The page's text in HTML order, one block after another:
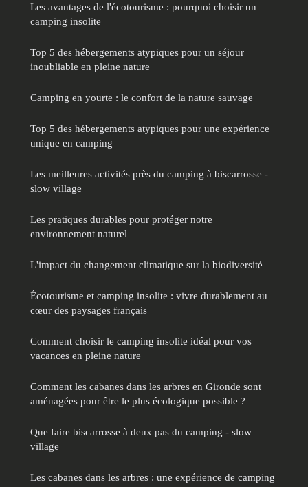
Les avantages de l'écotourisme : pourquoi choisir un
camping insolite
Top 5 des hébergements atypiques pour un séjour
inoubliable en pleine nature
Camping en yourte : le confort de la nature sauvage
Top 5 des hébergements atypiques pour une expérience
unique en camping
Les meilleures activités près du camping à biscarrosse -
slow village
Les pratiques durables pour protéger notre
environnement naturel
L'impact du changement climatique sur la biodiversité
Écotourisme et camping insolite : vivre durablement au
cœur des paysages français
Comment choisir le camping insolite idéal pour vos
vacances en pleine nature
Comment les cabanes dans les arbres en Gironde sont
aménagées pour être le plus écologique possible ?
Que faire biscarrosse à deux pas du camping - slow
village
Les cabanes dans les arbres : une expérience de camping